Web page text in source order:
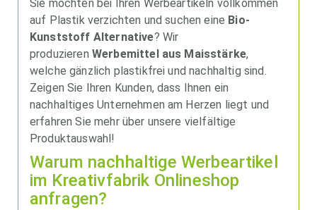
Sie möchten bei Ihren Werbeartikeln vollkommen
auf Plastik verzichten und suchen eine Bio-
Kunststoff Alternative? Wir
produzieren Werbemittel aus Maisstärke,
welche gänzlich plastikfrei und nachhaltig sind.
Zeigen Sie Ihren Kunden, dass Ihnen ein
nachhaltiges Unternehmen am Herzen liegt und
erfahren Sie mehr über unsere vielfältige
Produktauswahl!
Warum nachhaltige Werbeartikel
im Kreativfabrik Onlineshop
anfragen?